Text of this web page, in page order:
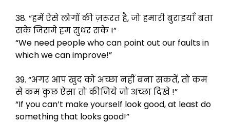
38. “हमें ऐसे लोगों की ज़रूरत है, जो हमारी बुराइयाँ बता
सके जिसमे हम सुधर सके !”
“We need people who can point out our faults in
which we can improve!”
39. “अगर आप खुद को अच्छा नहीं बना सकतें, तो कम
से कम कुछ ऐसा तो कीजिये जो अच्छा दिखे !”
“If you can’t make yourself look good, at least do
something that looks good!”